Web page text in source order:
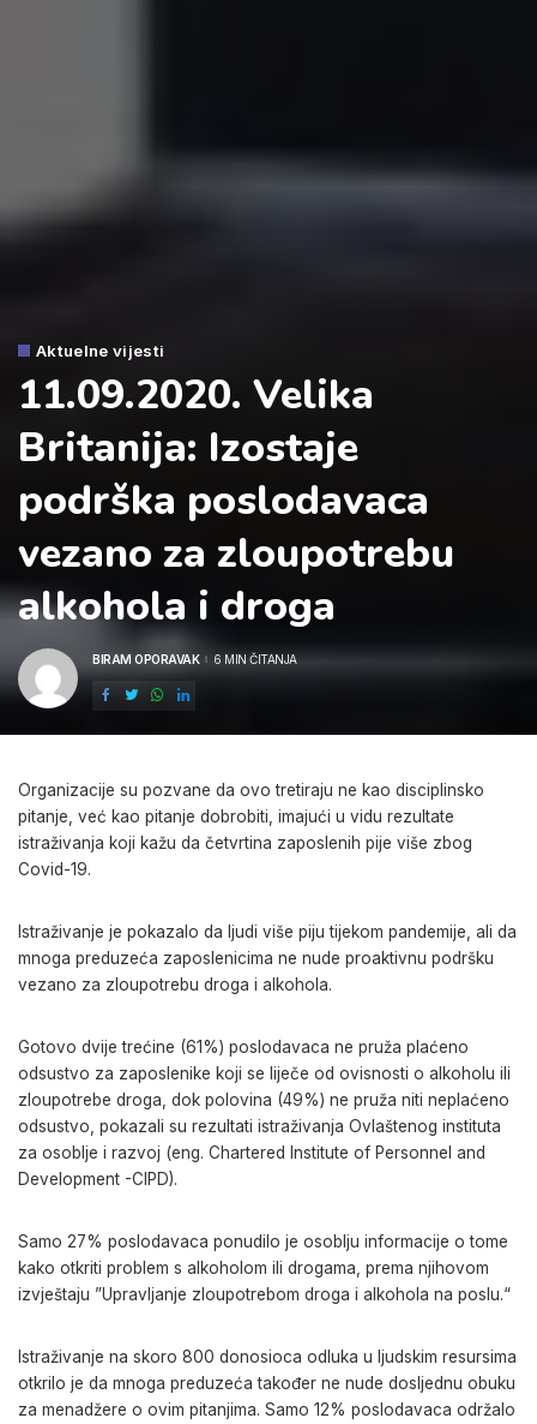
Aktuelne vijesti
11.09.2020. Velika
Britanija: Izostaje
podrška poslodavaca
vezano za zloupotrebu
alkohola i droga
POSTED
BIRAM OPORAVAK 6 MIN ČITANJA
Organizacije su pozvane da ovo tretiraju ne kao disciplinsko
pitanje, već kao pitanje dobrobiti, imajući u vidu rezultate
istraživanja koji kažu da četvrtina zaposlenih pije više zbog
Covid-19.
Istraživanje je pokazalo da ljudi više piju tijekom pandemije, ali da
mnoga preduzeća zaposlenicima ne nude proaktivnu podršku
vezano za zloupotrebu droga i alkohola.
Gotovo dvije trećine (61%) poslodavaca ne pruža plaćeno
odsustvo za zaposlenike koji se liječe od ovisnosti o alkoholu ili
zloupotrebe droga, dok polovina (49%) ne pruža niti neplaćeno
odsustvo, pokazali su rezultati istraživanja Ovlaštenog instituta
za osoblje i razvoj (eng. Chartered Institute of Personnel and
Development -CIPD).
Samo 27% poslodavaca ponudilo je osoblju informacije o tome
kako otkriti problem s alkoholom ili drogama, prema njihovom
izvještaju ”Upravljanje zloupotrebom droga i alkohola na poslu.“
Istraživanje na skoro 800 donosioca odluka u ljudskim resursima
otkrilo je da mnoga preduzeća također ne nude dosljednu obuku
za menadžere o ovim pitanjima. Samo 12% poslodavaca održalo